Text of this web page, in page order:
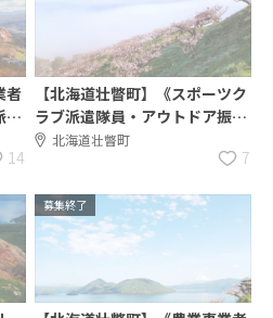
者
遣
14
【北海道壮瞥町】《スポーツク
ラブ派遣隊員・アウトドア振興
派遣隊員》地域おこし協力隊募
北海道壮瞥町
7
募集終了